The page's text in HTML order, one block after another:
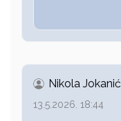
Nikola Jokanić
13.5.2026. 18:44